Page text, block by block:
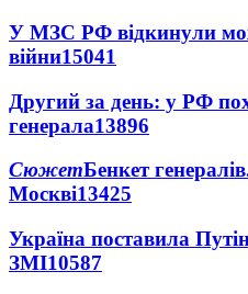
У МЗС РФ відкинули
війни15041
Другий за день: у РФ
генерала13896
СюжетБенкет
Москві13425
Україна поставила
ЗМІ10587